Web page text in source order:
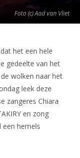
Foto (c) Aad van Vliet
het een hele
gedeelte van het
wolken naar het
leek deze
zangeres Chiara
en zong
een hemels